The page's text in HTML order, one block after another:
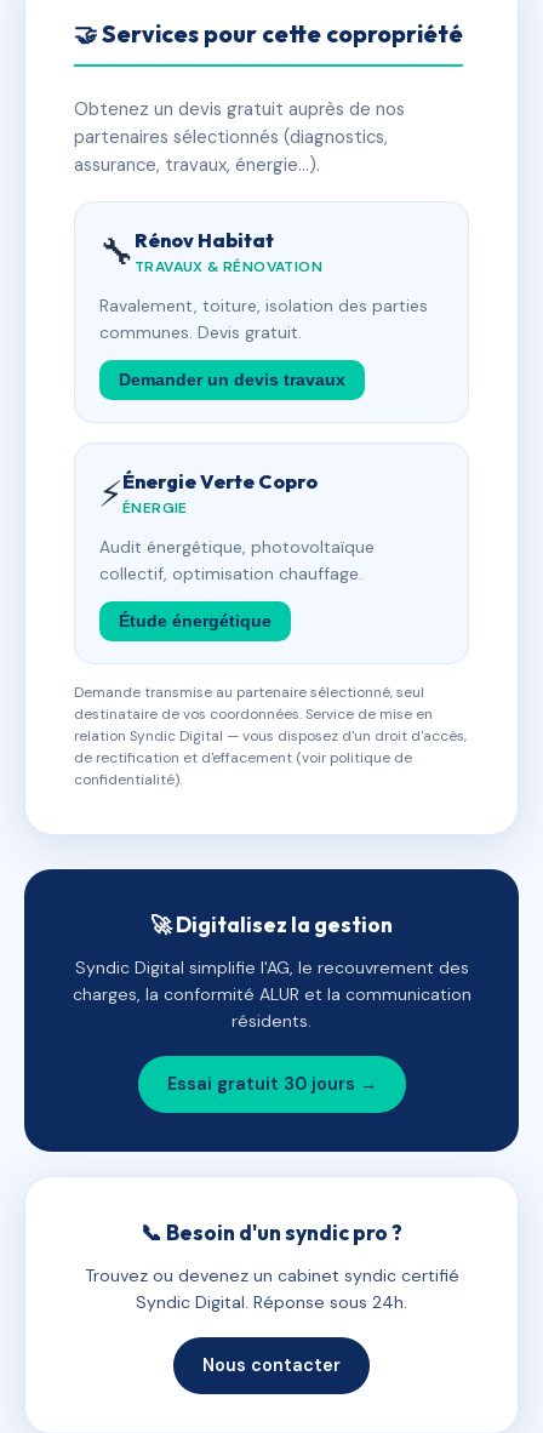
🤝 Services pour cette copropriété
Obtenez un devis gratuit auprès de nos
partenaires sélectionnés (diagnostics,
assurance, travaux, énergie…).
🔧 Rénov Habitat
TRAVAUX & RÉNOVATION
Ravalement, toiture, isolation des parties
communes. Devis gratuit.
Demander un devis travaux
⚡Énergie Verte Copro
ÉNERGIE
Audit énergétique, photovoltaïque
collectif, optimisation chauffage.
Étude énergétique
Demande transmise au partenaire sélectionné, seul
destinataire de vos coordonnées. Service de mise en
relation Syndic Digital — vous disposez d'un droit d'accès,
de rectification et d'effacement (voir politique de
confidentialité).
🚀 Digitalisez la gestion
Syndic Digital simplifie l'AG, le recouvrement des
charges, la conformité ALUR et la communication
résidents.
Essai gratuit 30 jours →
📞 Besoin d'un syndic pro ?
Trouvez ou devenez un cabinet syndic certifié
Syndic Digital. Réponse sous 24h.
Nous contacter